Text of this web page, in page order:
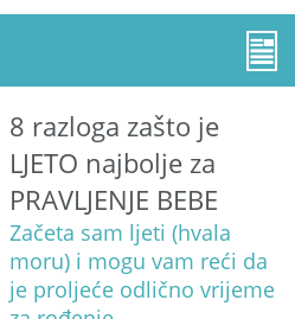
8 razloga zašto je
LJETO najbolje za
PRAVLJENJE BEBE
Začeta sam ljeti (hvala
moru) i mogu vam reći da
je proljeće odlično vrijeme